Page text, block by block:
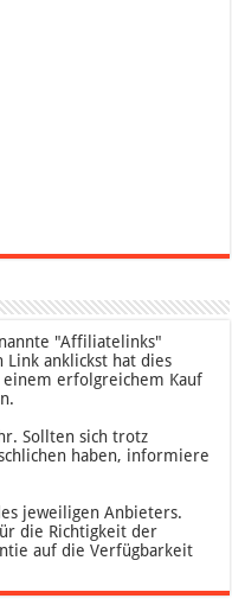
"Affiliatelinks"
Link anklickst hat dies
einem erfolgreichem Kauf
Sollten sich trotz
haben, informiere
jeweiligen Anbieters.
die Richtigkeit der
auf die Verfügbarkeit